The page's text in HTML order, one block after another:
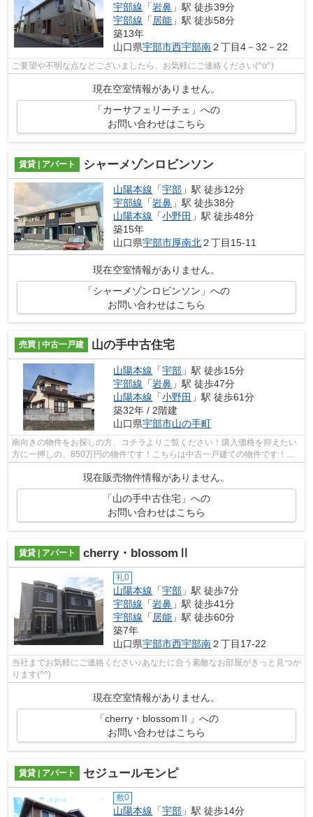
宇部線 「岩鼻 」駅 徒歩39分
宇部線 「 居能 」駅 徒歩58分
築13年
山口県宇部市西宇部南２丁目4－32－22
ご要望や不明な点などございましたら、お気軽にご連絡ください(^o^)
現在空室情報がありません。
「カーサフェリーチェ」への
お問い合わせはこちら
賃貸 | アパート シャーメゾンロビンソン
山陽本線 「宇部 」駅 徒歩12分
宇部線 「岩鼻 」駅 徒歩38分
山陽本線 「小野田 」駅 徒歩48分
築15年
山口県宇部市厚南北２丁目15-11
現在空室情報がありません。
「シャーメゾンロビンソン」への
お問い合わせはこちら
売買 | 中古一戸建 山の手中古住宅
山陽本線 「宇部 」駅 徒歩15分
宇部線 「岩鼻 」駅 徒歩47分
山陽本線 「小野田 」駅 徒歩61分
築32年 / 2階建
山口県宇部市山の手町
南向きの物件をお探しの方、コチラよりご覧ください！購入価格を抑えたい
方に一押しの、850万円の物件です！こちらは中古一戸建ての物件です！高
現在販売物件情報がありません。
「山の手中古住宅」への
お問い合わせはこちら
賃貸 | アパート cherry・blossomⅡ
礼0
山陽本線 「宇部 」駅 徒歩7分
宇部線 「岩鼻 」駅 徒歩41分
宇部線 「 居能 」駅 徒歩60分
築7年
山口県宇部市西宇部南２丁目17-22
当社までお気軽にご連絡ください♪あなたに合う素敵なお部屋がきっと見つか
ります(^^)
現在空室情報がありません。
「cherry・blossomⅡ」への
お問い合わせはこちら
賃貸 | アパート セジュールモンピ
敷0
山陽本線 「宇部 」駅 徒歩14分